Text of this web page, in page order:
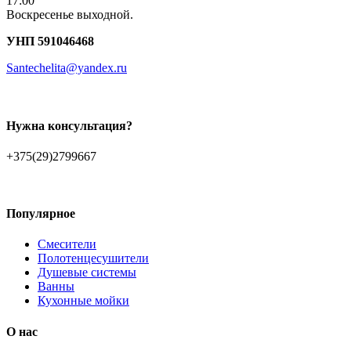
Воскресенье выходной.
УНП 591046468
Santechelita@yandex.ru
Нужна консультация?
+375(29)2799667
Популярное
Смесители
Полотенцесушители
Душевые системы
Ванны
Кухонные мойки
О нас